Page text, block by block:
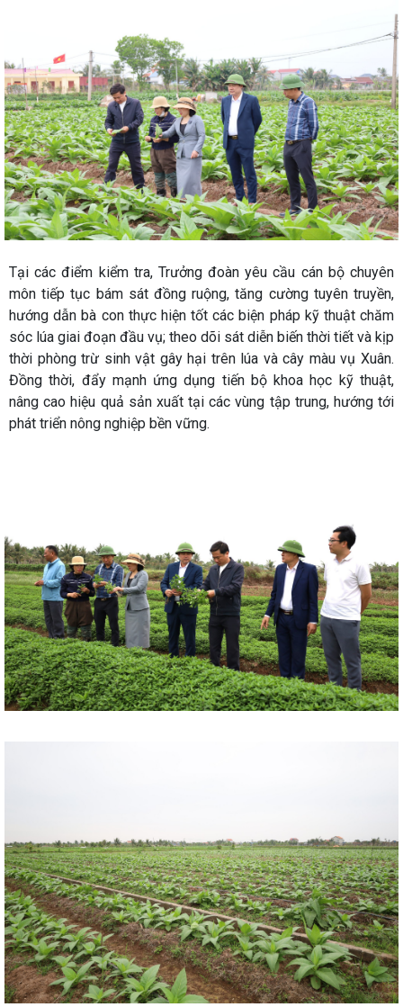
Tại các điểm kiểm tra, Trưởng đoàn yêu cầu cán bộ chuyên
môn tiếp tục bám sát đồng ruộng, tăng cường tuyên truyền,
hướng dẫn bà con thực hiện tốt các biện pháp kỹ thuật chăm
sóc lúa giai đoạn đầu vụ; theo dõi sát diễn biến thời tiết và kịp
thời phòng trừ sinh vật gây hại trên lúa và cây màu vụ Xuân.
Đồng thời, đẩy mạnh ứng dụng tiến bộ khoa học kỹ thuật,
nâng cao hiệu quả sản xuất tại các vùng tập trung, hướng tới
phát triển nông nghiệp bền vững.